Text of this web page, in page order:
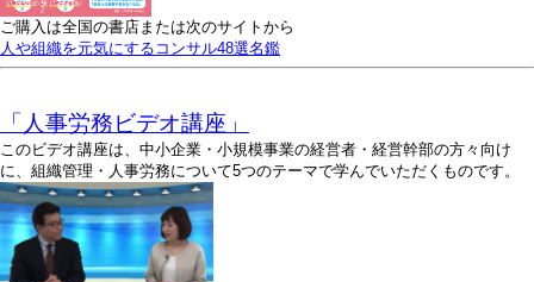
ご購入は全国の書店または次のサイトから
人や組織を元気にするコンサル48選名鑑
「人事労務ビデオ講座」
このビデオ講座は、中小企業・小規模事業の経営者・経営幹部の方々向け
に、組織管理・人事労務について5つのテーマで学んでいただくものです。